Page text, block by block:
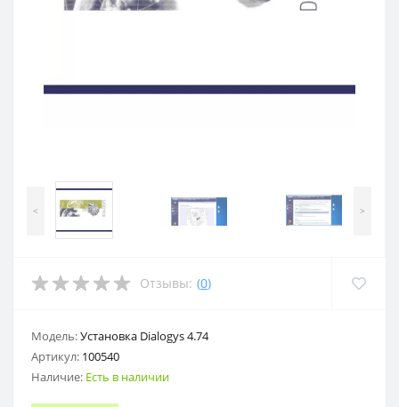
< >
Отзывы: (0)
Модель:Установка Dialogys 4.74
Артикул: 100540
Наличие: Есть в наличии